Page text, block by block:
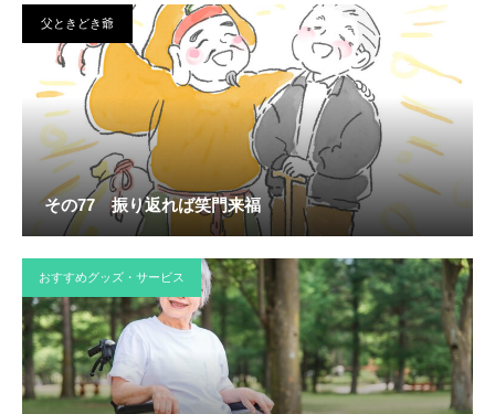
父ときどき爺
その77 振り返れば笑門来福
おすすめグッズ・サービス